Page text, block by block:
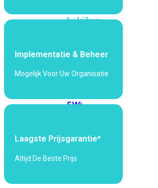
bekijken
Fi
5Wi-
Fi
Fi
Implementatie & Beheer
Mogelijk Voor Uw Organisatie
Laagste Prijsgarantie*
Altijd De Beste Prijs